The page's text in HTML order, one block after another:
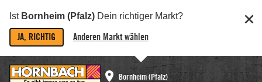
Ist Bornheim (Pfalz) Dein richtiger Markt?
JA, RICHTIG Anderen Markt wählen
Bornheim (Pfalz)